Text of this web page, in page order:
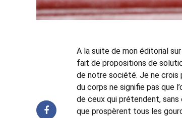
A la suite de mon éditorial
fait de propositions de
de notre société. Je ne crois
du corps ne signifie pas que
de ceux qui prétendent, sans
que prospèrent tous les